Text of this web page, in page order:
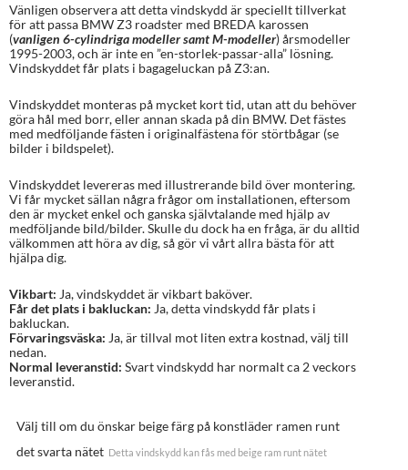
Vänligen observera att detta vindskydd är speciellt tillverkat
för att passa BMW Z3 roadster med BREDA karossen
(vanligen 6-cylindriga modeller samt M-modeller) årsmodeller
1995-2003, och är inte en ”en-storlek-passar-alla” lösning.
Vindskyddet får plats i bagageluckan på Z3:an.
Vindskyddet monteras på mycket kort tid, utan att du behöver
göra hål med borr, eller annan skada på din BMW. Det fästes
med medföljande fästen i originalfästena för störtbågar (se
bilder i bildspelet).
Vindskyddet levereras med illustrerande bild över montering.
Vi får mycket sällan några frågor om installationen, eftersom
den är mycket enkel och ganska självtalande med hjälp av
medföljande bild/bilder. Skulle du dock ha en fråga, är du alltid
välkommen att höra av dig, så gör vi vårt allra bästa för att
hjälpa dig.
Vikbart: Ja, vindskyddet är vikbart baköver.
Får det plats i bakluckan: Ja, detta vindskydd får plats i
bakluckan.
Förvaringsväska: Ja, är tillval mot liten extra kostnad, välj till
nedan.
Normal leveranstid: Svart vindskydd har normalt ca 2 veckors
leveranstid.
Välj till om du önskar beige färg på konstläder ramen runt
det svarta nätet Detta vindskydd kan fås med beige ram runt nätet